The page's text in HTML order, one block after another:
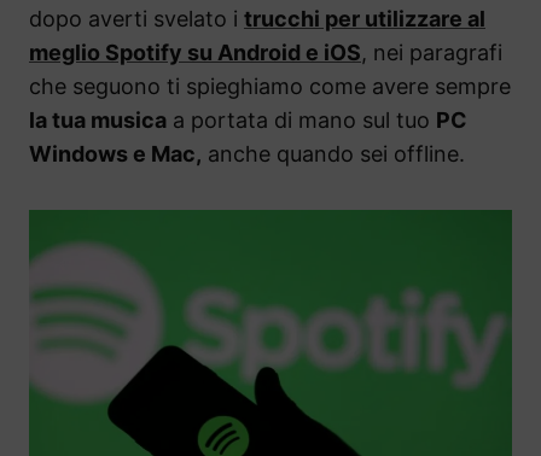
dopo averti svelato i trucchi per utilizzare al
meglio Spotify su Android e iOS, nei paragrafi
che seguono ti spieghiamo come avere sempre
la tua musica a portata di mano sul tuo PC
Windows e Mac, anche quando sei offline.